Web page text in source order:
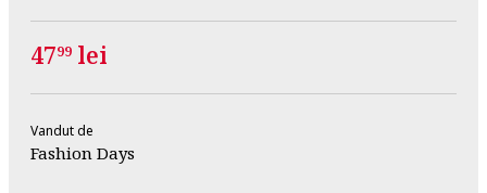
4799 lei
Vandut de
Fashion Days